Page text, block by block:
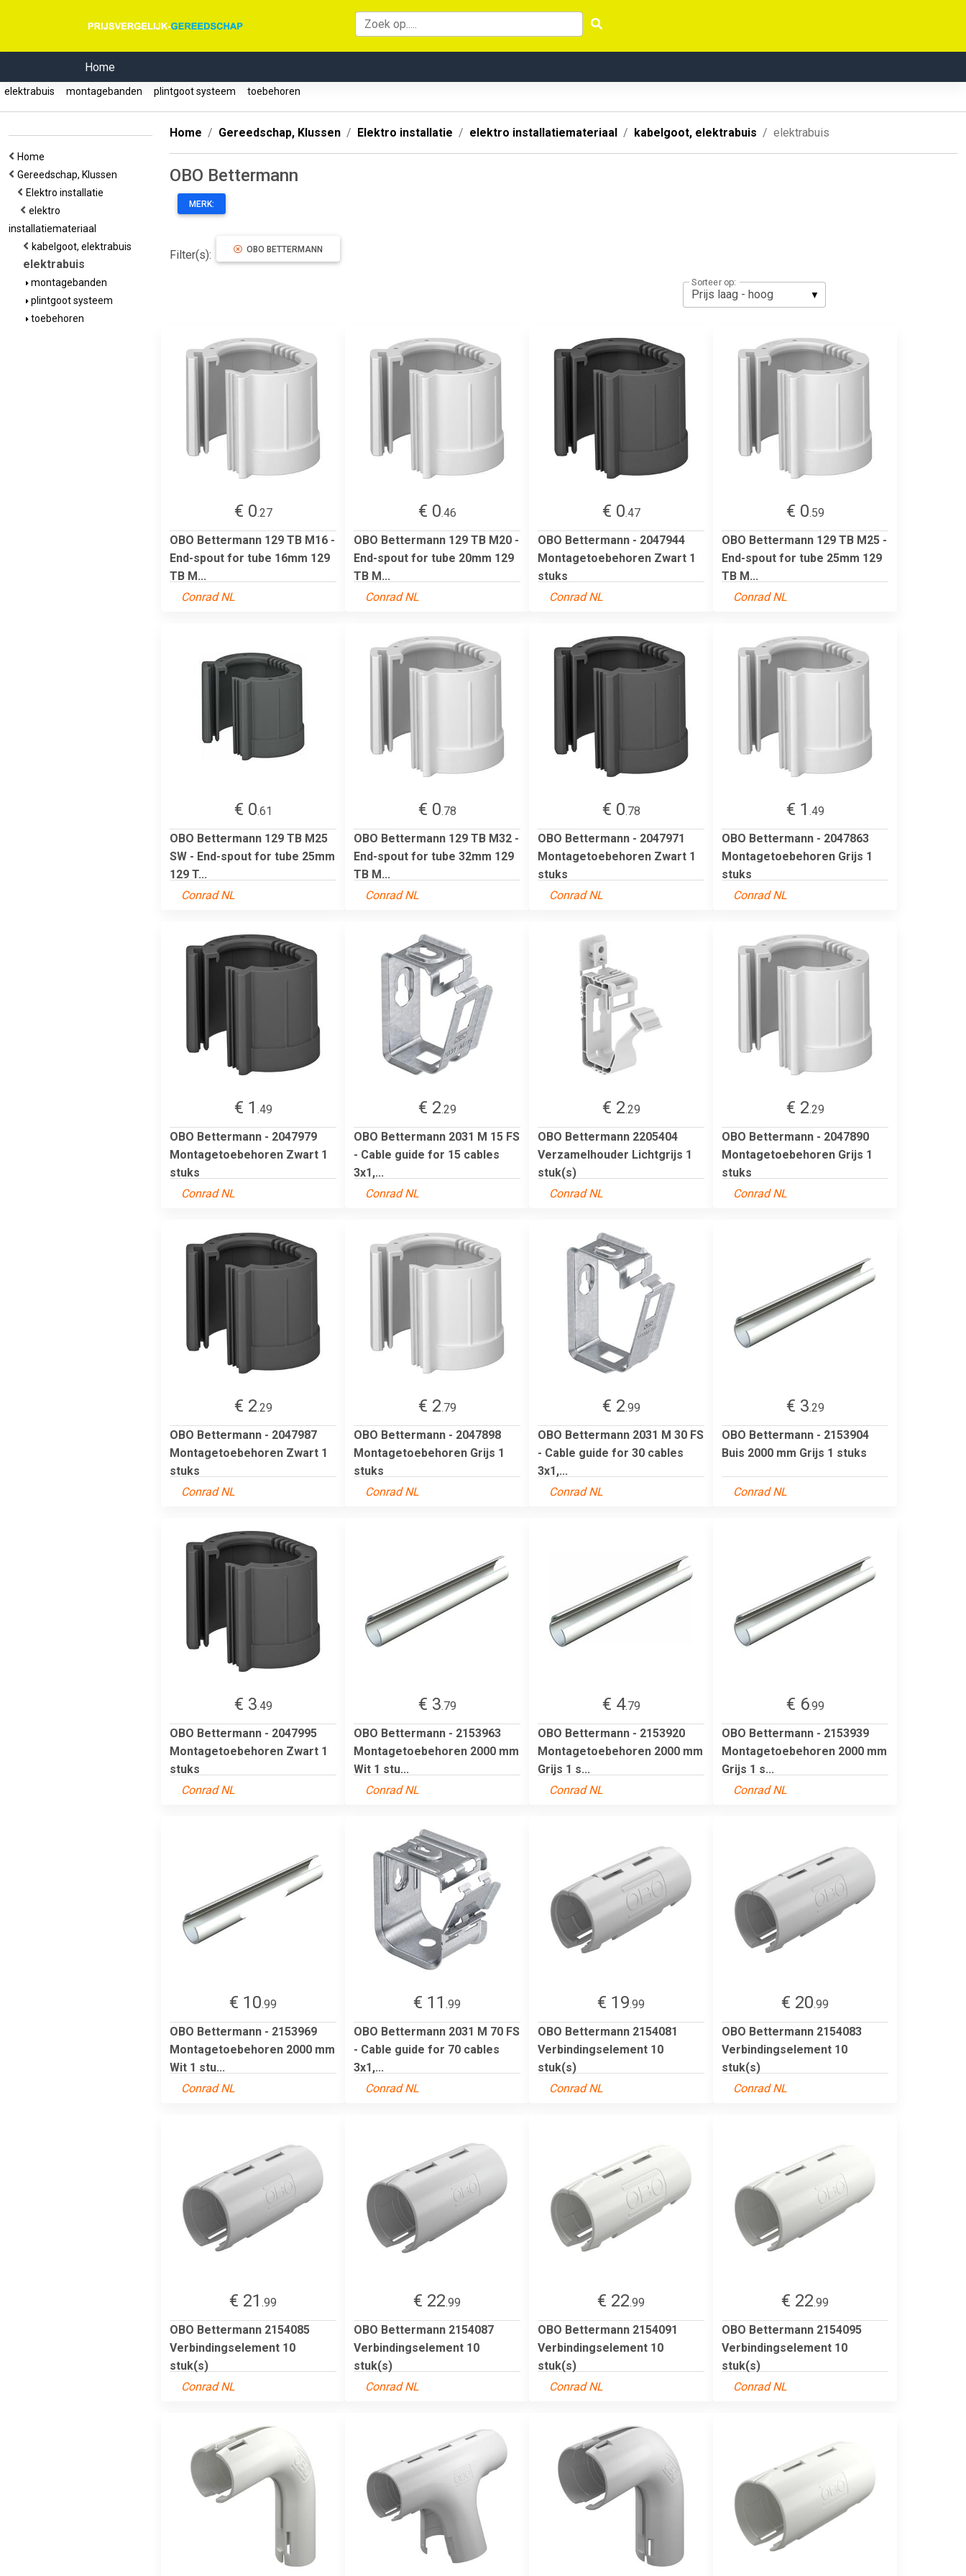
Home
elektrabuis montagebanden plintgoot systeem toebehoren
Home
Gereedschap, Klussen
Elektro installatie
elektro
installatiemateriaal
kabelgoot, elektrabuis
elektrabuis
montagebanden
plintgoot systeem
toebehoren
Home Gereedschap, Klussen Elektro installatie elektro installatiemateriaal kabelgoot, elektrabuis elektrabuis
OBO Bettermann
MERK:
Filter(s): OBO BETTERMANN
Sorteer op:
€ 0.27
OBO Bettermann 129 TB M16 -
End-spout for tube 16mm 129
TB M...
Conrad NL
€ 0.46
OBO Bettermann 129 TB M20 -
End-spout for tube 20mm 129
TB M...
Conrad NL
€ 0.47
OBO Bettermann - 2047944
Montagetoebehoren Zwart 1
stuks
Conrad NL
€ 0.59
OBO Bettermann 129 TB M25 -
End-spout for tube 25mm 129
TB M...
Conrad NL
€ 0.61
OBO Bettermann 129 TB M25
SW - End-spout for tube 25mm
129 T...
Conrad NL
€ 0.78
OBO Bettermann 129 TB M32 -
End-spout for tube 32mm 129
TB M...
Conrad NL
€ 0.78
OBO Bettermann - 2047971
Montagetoebehoren Zwart 1
stuks
Conrad NL
€ 1 .49
OBO Bettermann - 2047863
Montagetoebehoren Grijs 1
stuks
Conrad NL
€ 1 .49
OBO Bettermann - 2047979
Montagetoebehoren Zwart 1
stuks
Conrad NL
€ 2.29
OBO Bettermann 2031 M 15 FS
- Cable guide for 15 cables
3x1,...
Conrad NL
€ 2.29
OBO Bettermann 2205404
Verzamelhouder Lichtgrijs 1
stuk(s)
Conrad NL
€ 2.29
OBO Bettermann - 2047890
Montagetoebehoren Grijs 1
stuks
Conrad NL
€ 2.29
OBO Bettermann - 2047987
Montagetoebehoren Zwart 1
stuks
Conrad NL
€ 2.79
OBO Bettermann - 2047898
Montagetoebehoren Grijs 1
stuks
Conrad NL
€ 2.99
OBO Bettermann 2031 M 30 FS
- Cable guide for 30 cables
3x1,...
Conrad NL
€ 3.29
OBO Bettermann - 2153904
Buis 2000 mm Grijs 1 stuks
Conrad NL
€ 3.49
OBO Bettermann - 2047995
Montagetoebehoren Zwart 1
stuks
Conrad NL
€ 3.79
OBO Bettermann - 2153963
Montagetoebehoren 2000 mm
Wit 1 stu...
Conrad NL
€ 4.79
OBO Bettermann - 2153920
Montagetoebehoren 2000 mm
Grijs 1 s...
Conrad NL
€ 6.99
OBO Bettermann - 2153939
Montagetoebehoren 2000 mm
Grijs 1 s...
Conrad NL
€ 10.99
OBO Bettermann - 2153969
Montagetoebehoren 2000 mm
Wit 1 stu...
Conrad NL
€ 11 .99
OBO Bettermann 2031 M 70 FS
- Cable guide for 70 cables
3x1,...
Conrad NL
€ 19.99
OBO Bettermann 2154081
Verbindingselement 10
stuk(s)
Conrad NL
€ 20.99
OBO Bettermann 2154083
Verbindingselement 10
stuk(s)
Conrad NL
€ 21 .99
OBO Bettermann 2154085
Verbindingselement 10
stuk(s)
Conrad NL
€ 22.99
OBO Bettermann 2154087
Verbindingselement 10
stuk(s)
Conrad NL
€ 22.99
OBO Bettermann 2154091
Verbindingselement 10
stuk(s)
Conrad NL
€ 22.99
OBO Bettermann 2154095
Verbindingselement 10
stuk(s)
Conrad NL